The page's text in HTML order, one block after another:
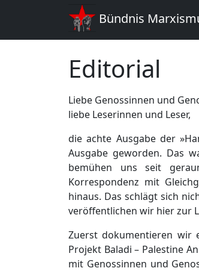
Bündnis
Editorial
Liebe Genossinnen und
liebe Leserinnen und Leser,
die achte Ausgabe der
Ausgabe geworden. Das
bemühen uns seit
Korrespondenz mit
hinaus. Das schlägt sich
veröffentlichen wir hier zur
Zuerst dokumentieren wir
Projekt Baladi – Palestine
mit Genossinnen und